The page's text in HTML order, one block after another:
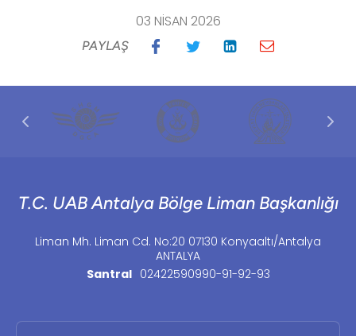
03 NISAN 2026
PAYLAŞ
T.C. UAB Antalya Bölge Liman Başkanlığı
Liman Mh. Liman Cd. No:20 07130 Konyaaltı/Antalya
ANTALYA
Santral 02422590990-91-92-93